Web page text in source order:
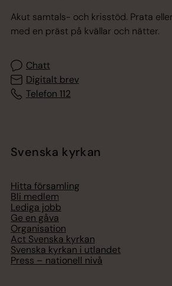
Akut samtals- och krisstöd. Prata
med en präst på kvällar och nätter.
Chatt
Digitalt brev
Telefon 112
Svenska kyrkan
Hitta församling
Bli medlem
Lediga jobb
Ge en gåva
Organisation
Act Svenska kyrkan
Svenska kyrkan i utlandet
Press – nationell nivå